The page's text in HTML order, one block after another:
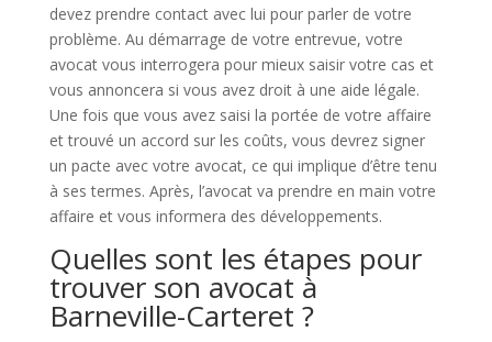
devez prendre contact avec lui pour parler de votre
problème. Au démarrage de votre entrevue, votre
avocat vous interrogera pour mieux saisir votre cas et
vous annoncera si vous avez droit à une aide légale.
Une fois que vous avez saisi la portée de votre affaire
et trouvé un accord sur les coûts, vous devrez signer
un pacte avec votre avocat, ce qui implique d’être tenu
à ses termes. Après, l’avocat va prendre en main votre
affaire et vous informera des développements.
Quelles sont les étapes pour
trouver son avocat à
Barneville-Carteret ?